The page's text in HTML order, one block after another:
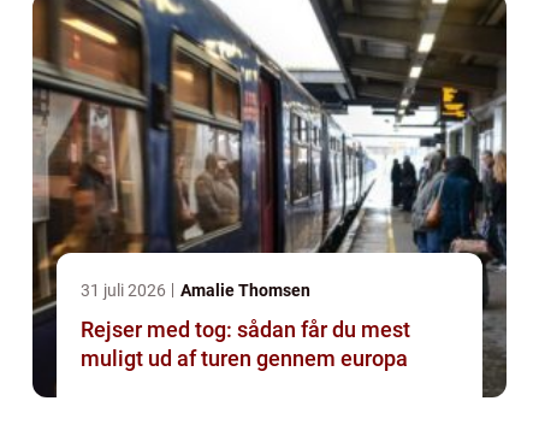
31 juli 2026 Amalie Thomsen
Rejser med tog: sådan får du mest
muligt ud af turen gennem europa